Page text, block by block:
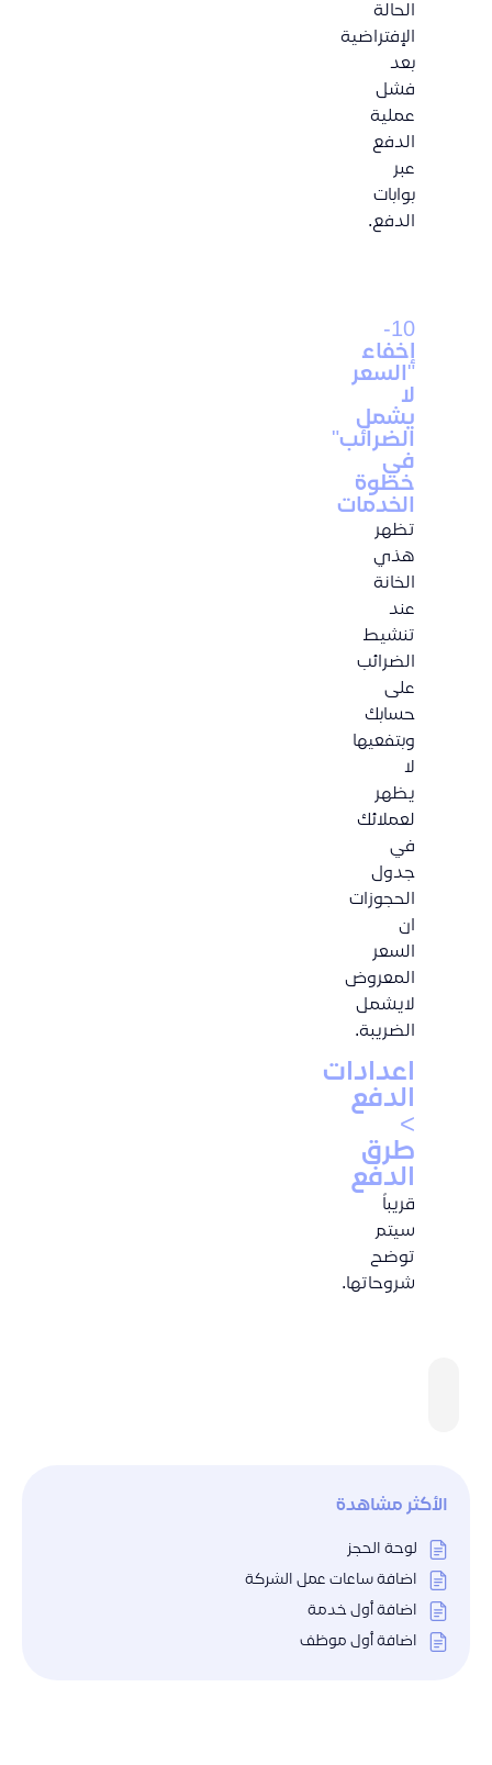
الحالة
الإفتراضية
بعد
فشل
عملية
الدفع
عبر
بوابات
الدفع.
10-
إخفاء
"السعر
لا
يشمل
الضرائب"
في
خطوة
الخدمات
تظهر
هذي
الخانة
عند
تنشيط
الضرائب
على
حسابك
وبتفعيها
يظهر
لعملائك
في
جدول
الحجوزات
السعر
المعروض
لايشمل
الضريبة.
اعدادات
الدفع
>
طرق
الدفع
قريباً
سيتم
توضح
شروحاتها.
الأكثر مشاهدة
لوحة الحجز
اضافة ساعات عمل الشركة
اضافة أول خدمة
اضافة أول موظف